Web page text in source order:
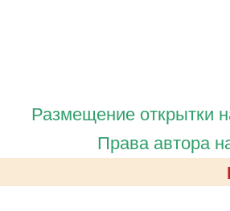
Размещение открытки
Права автора